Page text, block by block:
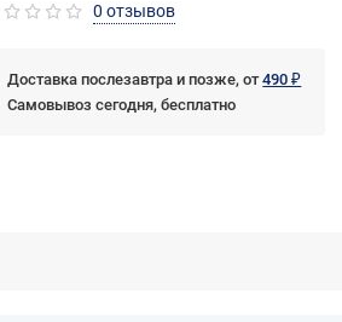
0 отзывов
Доставка послезавтра и позже, от490 ₽
Самовывоз сегодня, бесплатно